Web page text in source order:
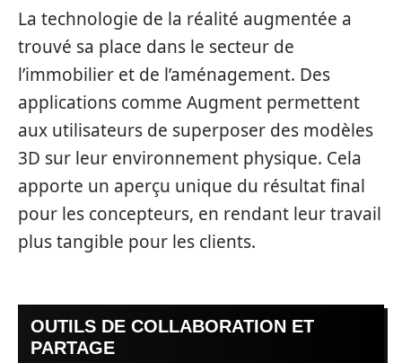
La technologie de la réalité augmentée a
trouvé sa place dans le secteur de
l’immobilier et de l’aménagement. Des
applications comme Augment permettent
aux utilisateurs de superposer des modèles
3D sur leur environnement physique. Cela
apporte un aperçu unique du résultat final
pour les concepteurs, en rendant leur travail
plus tangible pour les clients.
OUTILS DE COLLABORATION ET
PARTAGE